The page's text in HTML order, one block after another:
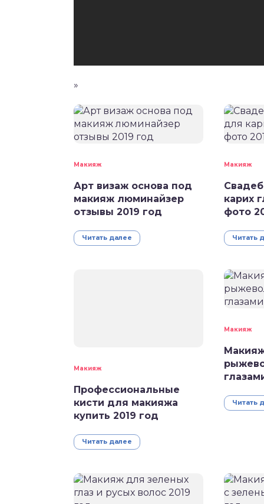
»
Макияж
Арт визаж основа под
макияж люминайзер
отзывы 2019 год
Читать далее
Макияж
карих
фото
Читать
Макияж
Профессиональные
кисти для макияжа
купить 2019 год
Читать далее
Макияж
Читать